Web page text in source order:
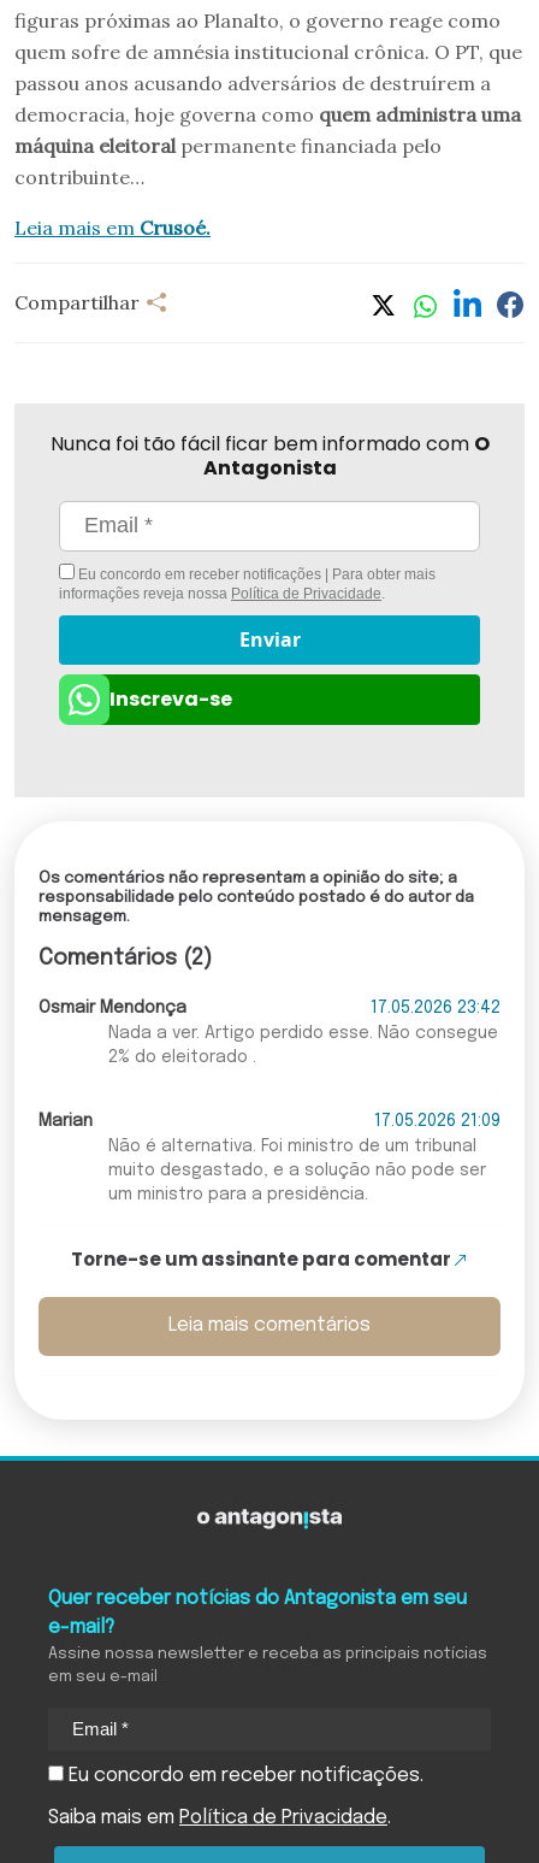
figuras próximas ao Planalto, o governo reage como
quem sofre de amnésia institucional crônica. O PT, que
passou anos acusando adversários de destruírem a
democracia, hoje governa como quem administra uma
máquina eleitoral permanente financiada pelo
contribuinte…
Leia mais em Crusoé.
Compartilhar
Nunca foi tão fácil ficar bem informado com O
Antagonista
Eu concordo em receber notificações | Para obter mais
informações reveja nossa Política de Privacidade
Enviar
Inscreva-se
Os comentários não representam a opinião do site; a
responsabilidade pelo conteúdo postado é do autor da
mensagem.
Comentários (2)
Osmair Mendonça
17.05.2026 23:42
Nada a ver. Artigo perdido esse. Não consegue
2% do eleitorado .
Marian
17.05.2026 21:09
Não é alternativa. Foi ministro de um tribunal
muito desgastado, e a solução não pode ser
um ministro para a presidência.
Torne-se um assinante para comentar
Leia mais comentários
Quer receber notícias do Antagonista em seu
e-mail?
Assine nossa newsletter e receba as principais notícias
em seu e-mail
Eu concordo em receber notificações.
Saiba mais em Política de Privacidade.